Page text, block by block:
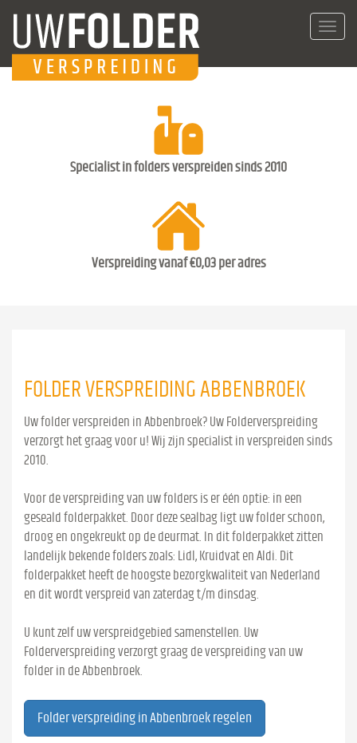
Specialist in folders verspreiden sinds 2010
Verspreiding vanaf €0,03 per adres
FOLDER VERSPREIDING ABBENBROEK
Uw folder verspreiden in Abbenbroek? Uw Folderverspreiding
verzorgt het graag voor u! Wij zijn specialist in verspreiden sinds
2010.
Voor de verspreiding van uw folders is er één optie: in een
geseald folderpakket. Door deze sealbag ligt uw folder schoon,
droog en ongekreukt op de deurmat. In dit folderpakket zitten
landelijk bekende folders zoals: Lidl, Kruidvat en Aldi. Dit
folderpakket heeft de hoogste bezorgkwaliteit van Nederland
en dit wordt verspreid van zaterdag t/m dinsdag.
U kunt zelf uw verspreidgebied samenstellen. Uw
Folderverspreiding verzorgt graag de verspreiding van uw
folder in de Abbenbroek.
Folder verspreiding in Abbenbroek regelen